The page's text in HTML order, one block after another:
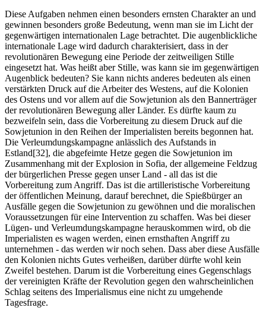
Diese Aufgaben nehmen einen besonders ernsten Charakter an und
gewinnen besonders große Bedeutung, wenn man sie im Licht der
gegenwärtigen internationalen Lage betrachtet. Die augenblickliche
internationale Lage wird dadurch charakterisiert, dass in der
revolutionären Bewegung eine Periode der zeitweiligen Stille
eingesetzt hat. Was heißt aber Stille, was kann sie im gegenwärtigen
Augenblick bedeuten? Sie kann nichts anderes bedeuten als einen
verstärkten Druck auf die Arbeiter des Westens, auf die Kolonien
des Ostens und vor allem auf die Sowjetunion als den Bannerträger
der revolutionären Bewegung aller Länder. Es dürfte kaum zu
bezweifeln sein, dass die Vorbereitung zu diesem Druck auf die
Sowjetunion in den Reihen der Imperialisten bereits begonnen hat.
Die Verleumdungskampagne anlässlich des Aufstands in
Estland[32], die abgefeimte Hetze gegen die Sowjetunion im
Zusammenhang mit der Explosion in Sofia, der allgemeine Feldzug
der bürgerlichen Presse gegen unser Land - all das ist die
Vorbereitung zum Angriff. Das ist die artilleristische Vorbereitung
der öffentlichen Meinung, darauf berechnet, die Spießbürger an
Ausfälle gegen die Sowjetunion zu gewöhnen und die moralischen
Voraussetzungen für eine Intervention zu schaffen. Was bei dieser
Lügen- und Verleumdungskampagne herauskommen wird, ob die
Imperialisten es wagen werden, einen ernsthaften Angriff zu
unternehmen - das werden wir noch sehen. Dass aber diese Ausfälle
den Kolonien nichts Gutes verheißen, darüber dürfte wohl kein
Zweifel bestehen. Darum ist die Vorbereitung eines Gegenschlags
der vereinigten Kräfte der Revolution gegen den wahrscheinlichen
Schlag seitens des Imperialismus eine nicht zu umgehende
Tagesfrage.